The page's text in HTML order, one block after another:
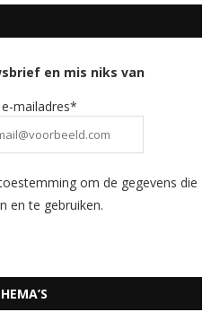
en mis niks van
e-mailadres*
om de gegevens die
en te gebruiken.